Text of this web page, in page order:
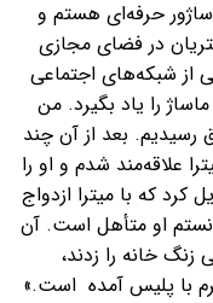
حرفه‌ای هستم و
در فضای مجازی
از شبکه‌های اجتماعی
را یاد بگیرد. من
رسیدیم. بعد از آن چند
علاقه‌مند شدم و او را
کرد که با میترا ازدواج
او متأهل است. آن
زنگ خانه را زدند،
با پلیس آمده است.»